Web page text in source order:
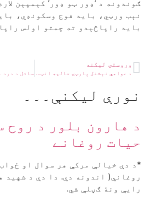
ګوندونه د ‘ډور ټو ډور’ کېمپېن
نېب ورټي، باید فوج وسکونډي،
باید راپاڅېدو ته چمتو اولس
وروستۍ ليکنه
د عوامي نېشنل پارټۍ حالیه انټرا پارټي الېکشن – شمس بونېرے
نورې ليکنې۔۔۔
د هارون بلور د روح
حیات روغانے
*د دې خیالې مرکې هر سوال او
روغاني( اندونه دي. دا دې د شهید
رایې ونۀ ګڼلې شي.